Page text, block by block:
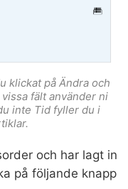
klickat på Ändra och
fält använder ni
inte Tid fyller du i
och har lagt in
på följande knapp